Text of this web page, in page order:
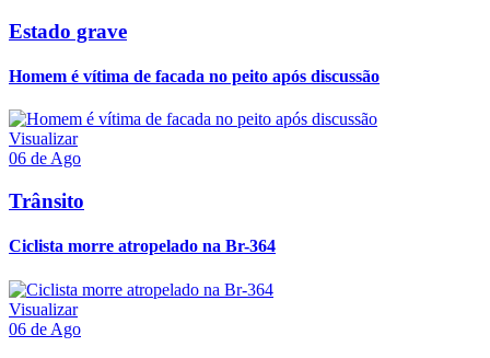
Estado grave
Homem é vítima de facada no peito após discussão
Visualizar
06 de Ago
Trânsito
Ciclista morre atropelado na Br-364
Visualizar
06 de Ago